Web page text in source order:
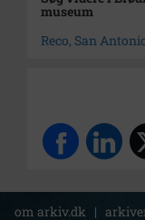
museum
Reco, San
om arkiv.dk |